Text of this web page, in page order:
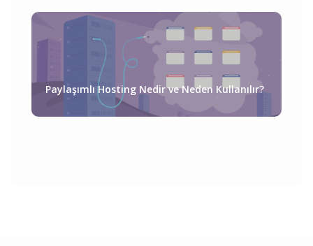
Paylaşımlı Hosting Nedir ve Neden Kullanılır?